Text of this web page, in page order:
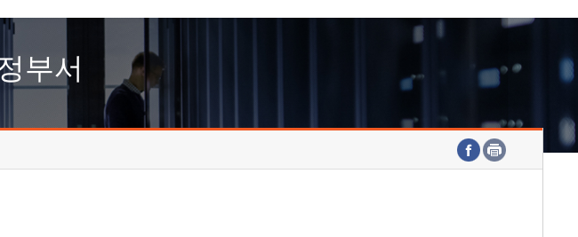
호남권연구본부
기획본부
연구원 고객헌장
주요업무연락처
부서